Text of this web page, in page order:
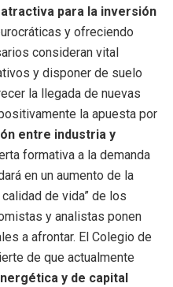
para la inversión
y ofreciendo
consideran vital
y disponer de suelo
la llegada de nuevas
la apuesta por
entre industria y
formativa a la demanda
en un aumento de la
de vida” de los
y analistas ponen
a afrontar. El Colegio de
de que actualmente
y de capital